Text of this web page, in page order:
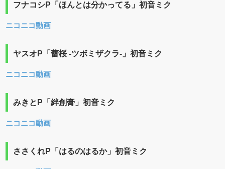
フナコシP「ほんとは分かってる」初音ミク
ニコニコ動画
ヤスオP「蕾桜 -ツボミザクラ-」初音ミク
ニコニコ動画
みきとP「絆創膏」初音ミク
ニコニコ動画
ささくれP「はるのはるか」初音ミク